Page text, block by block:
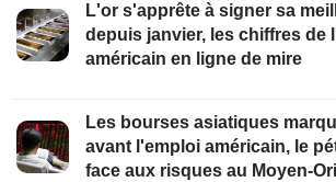
L'or s'apprête à signer sa
depuis janvier, les chiffres de
américain en ligne de mire
Les bourses asiatiques
avant l'emploi américain, le
face aux risques au Moyen-